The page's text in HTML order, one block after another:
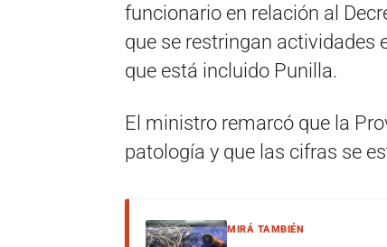
funcionario en relación al
que se restringan actividades
que está incluido Punilla.
El ministro remarcó que la
patología y que las cifras se
MIRÁ TAMBIÉN